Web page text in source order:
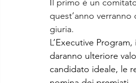
I l primo è un
quest’anno
giuria.
L’Executive
daranno ulteriore
candidato ideale, le